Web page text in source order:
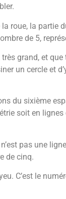
roue, la
de 5,
grand, et
un cercle et
du sixième
soit en
pas une
de cinq.
C’est le